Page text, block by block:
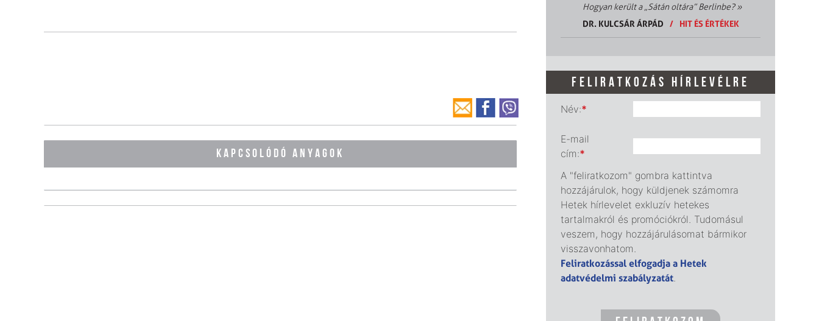
KAPCSOLÓDÓ ANYAGOK
Hogyan került a „Sátán oltára” Berlinbe?»
DR. KULCSÁR ÁRPÁD
/ HIT ÉS ÉRTÉKEK
FELIRATKOZÁS HÍRLEVÉLRE
Név:*
E-mail
cím:*
A "feliratkozom" gombra kattintva
hozzájárulok, hogy küldjenek számomra
Hetek hírlevelet exkluzív hetekes
tartalmakról és promóciókról. Tudomásul
veszem, hogy hozzájárulásomat bármikor
visszavonhatom.
Feliratkozással elfogadja a Hetek
adatvédelmi szabályzatát.